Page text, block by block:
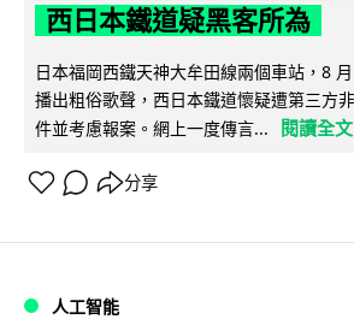
西日本鐵道疑黑客所為
日本福岡西鐵天神大牟田線兩個車站，8
播出粗俗歌聲，西日本鐵道懷疑遭第三方
件並考慮報案。網上一度傳言...
閱讀全文
分享
人工智能